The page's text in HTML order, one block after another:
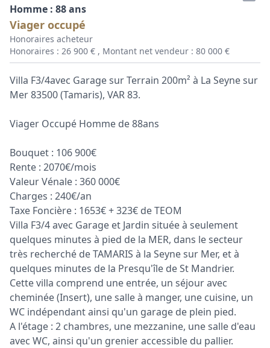
Homme : 88 ans
Viager occupé
Honoraires acheteur
Honoraires : 26 900 € , Montant net vendeur : 80 000 €
Villa F3/4avec Garage sur Terrain 200m² à La Seyne sur
Mer 83500 (Tamaris), VAR 83.
Viager Occupé Homme de 88ans
Bouquet : 106 900€
Rente : 2070€/mois
Valeur Vénale : 360 000€
Charges : 240€/an
Taxe Foncière : 1653€ + 323€ de TEOM
Villa F3/4 avec Garage et Jardin située à seulement
quelques minutes à pied de la MER, dans le secteur
très recherché de TAMARIS à la Seyne sur Mer, et à
quelques minutes de la Presqu'île de St Mandrier.
Cette villa comprend une entrée, un séjour avec
cheminée (Insert), une salle à manger, une cuisine, un
WC indépendant ainsi qu'un garage de plein pied.
A l'étage : 2 chambres, une mezzanine, une salle d'eau
avec WC, ainsi qu'un grenier accessible du pallier.